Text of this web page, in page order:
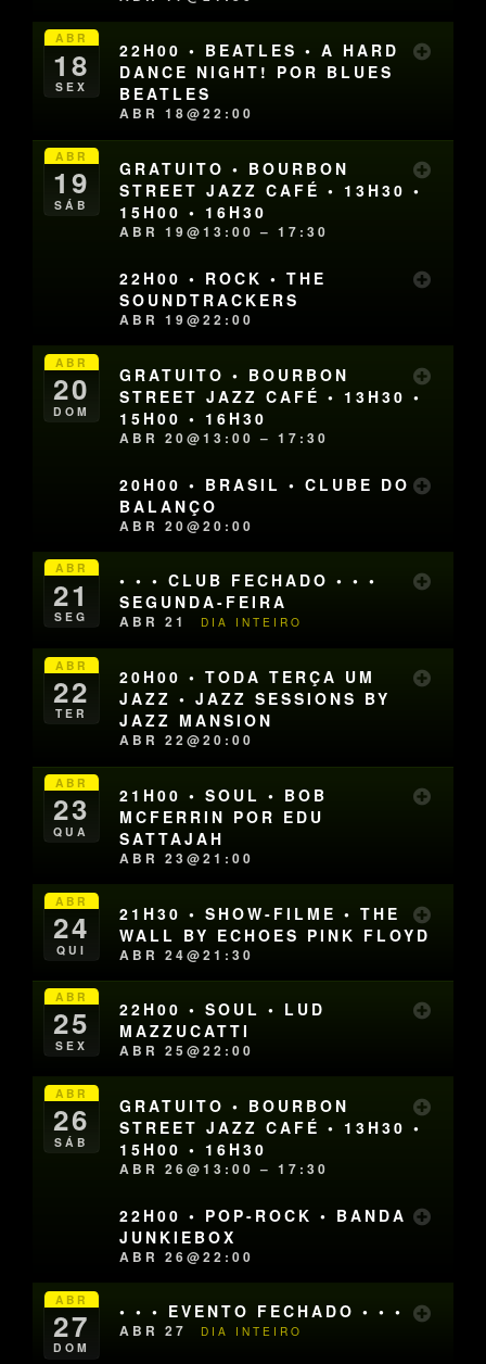
ABR
18
SEX
22H00 • BEATLES • A HARD
DANCE NIGHT! POR BLUES
BEATLES
ABR 18@22:00
ABR
19
SÁB
GRATUITO • BOURBON
STREET JAZZ CAFÉ • 13H30 •
15H00 • 16H30
ABR 19@13:00 – 17:30
22H00 • ROCK • THE
SOUNDTRACKERS
ABR 19@22:00
ABR
20
DOM
GRATUITO • BOURBON
STREET JAZZ CAFÉ • 13H30 •
15H00 • 16H30
ABR 20@13:00 – 17:30
20H00 • BRASIL • CLUBE DO
BALANÇO
ABR 20@20:00
ABR
21
SEG
• • • CLUB FECHADO • • •
SEGUNDA-FEIRA
ABR 21 DIA INTEIRO
ABR
22
TER
20H00 • TODA TERÇA UM
JAZZ • JAZZ SESSIONS BY
JAZZ MANSION
ABR 22@20:00
ABR
23
QUA
21H00 • SOUL • BOB
MCFERRIN POR EDU
SATTAJAH
ABR 23@21:00
ABR
24
QUI
21H30 • SHOW-FILME • THE
WALL BY ECHOES PINK FLOYD
ABR 24@21:30
ABR
25
SEX
22H00 • SOUL • LUD
MAZZUCATTI
ABR 25@22:00
ABR
26
SÁB
GRATUITO • BOURBON
STREET JAZZ CAFÉ • 13H30 •
15H00 • 16H30
ABR 26@13:00 – 17:30
22H00 • POP-ROCK • BANDA
JUNKIEBOX
ABR 26@22:00
ABR
27
DOM
• • • EVENTO FECHADO • • •
ABR 27 DIA INTEIRO